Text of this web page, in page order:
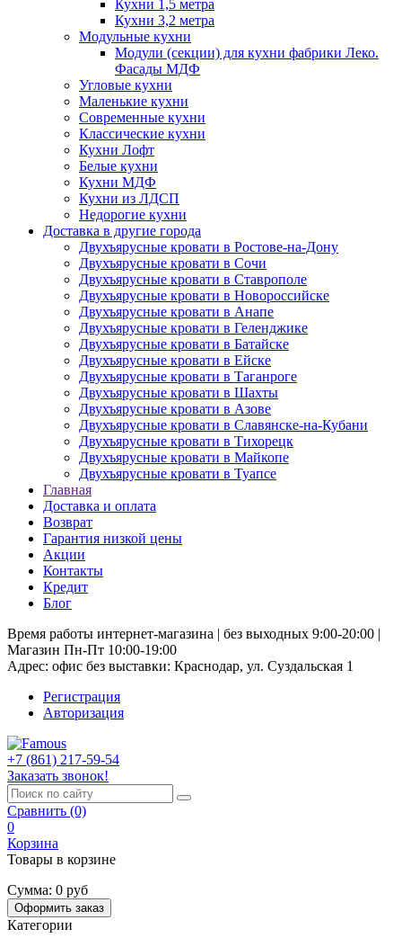
Кухни 1,5 метра
Кухни 3,2 метра
Модульные кухни
Модули (секции) для кухни фабрики Леко.
Фасады МДФ
Угловые кухни
Маленькие кухни
Современные кухни
Классические кухни
Кухни Лофт
Белые кухни
Кухни МДФ
Кухни из ЛДСП
Недорогие кухни
Доставка в другие города
Двухъярусные кровати в Ростове-на-Дону
Двухъярусные кровати в Сочи
Двухъярусные кровати в Ставрополе
Двухъярусные кровати в Новороссийске
Двухъярусные кровати в Анапе
Двухъярусные кровати в Геленджике
Двухъярусные кровати в Батайске
Двухъярусные кровати в Ейске
Двухъярусные кровати в Таганроге
Двухъярусные кровати в Шахты
Двухъярусные кровати в Азове
Двухъярусные кровати в Славянске-на-Кубани
Двухъярусные кровати в Тихорецк
Двухъярусные кровати в Майкопе
Двухъярусные кровати в Туапсе
Главная
Доставка и оплата
Возврат
Гарантия низкой цены
Акции
Контакты
Кредит
Блог
Время работы интернет-магазина | без выходных 9:00-20:00 |
Магазин Пн-Пт 10:00-19:00
Адрес: офис без выставки: Краснодар, ул. Суздальская 1
Регистрация
Авторизация
+7 (861) 217-59-54
Заказать звонок!
Сравнить (0)
0
Корзина
Товары в корзине
Сумма: 0 руб
Оформить заказ
Категории